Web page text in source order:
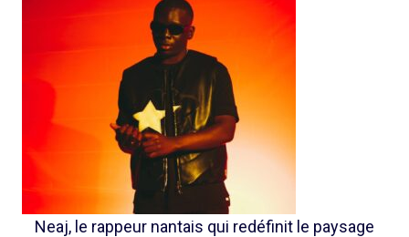
Neaj, le rappeur nantais qui redéfinit le paysage